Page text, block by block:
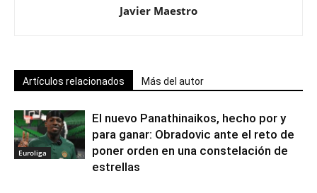
Javier Maestro
Artículos relacionados Más del autor
Euroliga
El nuevo Panathinaikos, hecho por y
para ganar: Obradovic ante el reto de
poner orden en una constelación de
estrellas